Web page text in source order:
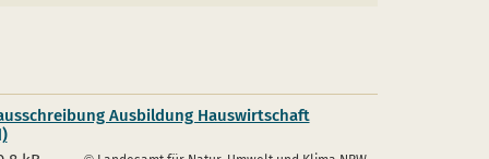
Ausbildung Hauswirtschaft